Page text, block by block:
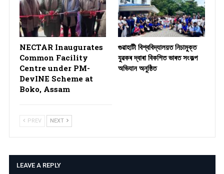
NECTAR Inaugurates
Common Facility
Centre under PM-
DevINE Scheme at
Boko, Assam
গুৱাহাটী বিশ্ববিদ্যালয়ত নিচামুক্ত
যুৱকৰ দ্বাৰা বিকশিত ভাৰত সংকল্প
অভিযান অনুষ্ঠিত
PREV NEXT
LEAVE A REPLY